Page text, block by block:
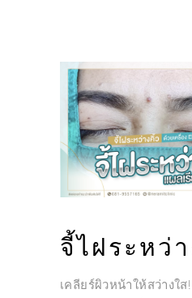
จี้ไฝระหว่
เคลียร์ผิวหน้าให้สว่างใ